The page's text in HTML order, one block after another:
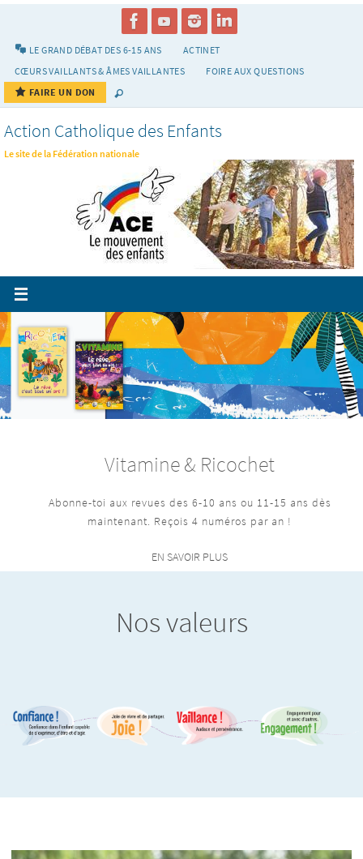
LE GRAND DÉBAT DES 6-15 ANS
ACTINET
CŒURS VAILLANTS & ÂMES VAILLANTES
FOIRE AUX QUESTIONS
FAIRE UN DON
Action Catholique des Enfants
Le site de la Fédération nationale
Vitamine & Ricochet
Abonne-toi aux revues des 6-10 ans ou 11-15 ans dès
maintenant. Reçois 4 numéros par an !
EN SAVOIR PLUS
Nos valeurs